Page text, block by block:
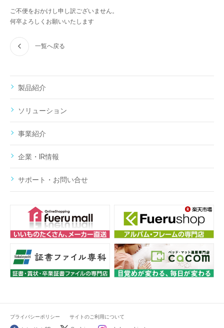
ご不便をおかけし申し訳ございません。
何卒よろしくお願いいたします
一覧へ戻る
製品紹介
ソリューション
事業紹介
企業・IR情報
サポート・お問い合せ
プライバシーポリシー サイトのご利用について